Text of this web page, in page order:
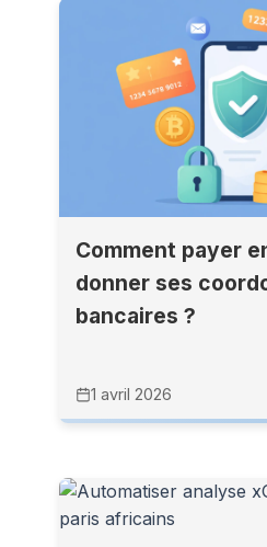
Comment payer
donner ses
bancaires ?
1 avril 2026